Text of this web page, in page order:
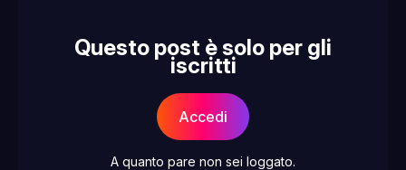
Questo post è solo per gli
iscritti
Accedi
A quanto pare non sei loggato.